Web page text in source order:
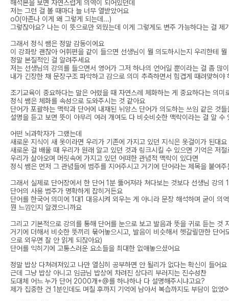
해석본을 보면 자연스럽게 의역이 되어있던데
저는 그런 걸 볼 때마다 늘 너무 열받았어요
o0(아존나 이게 왜 그렇게 되는데...)
그렇잖아요? 나는 이 뜻으로만 외웠는데 이게 그렇게도 변주 가능하다는 걸 제
그래서 정식 쌤은 정말 감동이에요
이 강좌랑 괜찮아 어휘편을 같이 들으면 선생님이 뭘 의도하시는지 우리한테
정말 본질적인 걸 알려주세요
저는 선생님의 강의를 들으면서 영어가 그저 하나의 언어일 뿐이라는 걸 좀 많
내가 긴장한 채 문장구조 파악하고 감으로 의미 추측하면서 힘겹게 때려맞혀
조기교육이 중요하다는 말은 어렸을 때 자연스레 체화하는 게 중요하다는 의미
정식 쌤은 체화를 속성으로 도와주시는 것 같아요
단어가 포괄하는 맥락과 단어에 내재된 뉘앙스 단어가 의도하는 쓰임 같은 것들
설명을 듣고 보면 뜻이 아무리 여러 개여도 다 비슷비슷한 맥락이라는 걸 알 수
어떤 뇌과학자가 그랬는데
새로운 지식이 새 옷이라면 우리가 기존에 가지고 있던 지식은 옷걸이가 된대요
새로운 걸 배울 때 우리가 원래 알고 있던 것과 링크시킬 수 있으면 기억은 저
우리가 살아오며 머릿속에 가지고 있던 어떠한 관념적 맥락이 있다면
정식 쌤은 먼저 그 관념들에 범주를 지어주시고 거기에 단어라는 제목을 붙여
그래서 실제로 단어장에서 한 단어 1분 뚫어져라 쳐다보는 것보다 선생님 강의
단어의 사용 범주가 명확하게 잡히거든요
단어를 한국어 의미에 1대1 대응시켜 외우는 게 아니라 문장 해석하며 굳이 의
뭔 느낌인지 알겠으니까요
그리고 기본적으로 강의를 통해 단어를 눈으로 보고 발음과 뜻을 귀로 듣는 것
거기에 더해서 비슷한 뜻끼리 묶어놓으시고, 발음이 비슷해서 헷갈릴만한 단
으로 외우면 잘 안 읽게 되잖아요)
단어를 익히기에 고통스러운 요소들을 최대한 없애놓으셨어요
정말 밥상 다쳐려져있고 나만 열심히 공부하면 안 될리가 없다는 확신이 들어요
근데 그냥 밥상 아니고 임금님 밥상에 차려진 상다리 부러지는 진수성찬
도대체 어느 누가 단어 2000개+@를 하나하나 다 설명해주시냐고요?
제가 집중한 건 1분인데도 며칠 후까지 기억에 남아서 복습까지도 부담이 없었